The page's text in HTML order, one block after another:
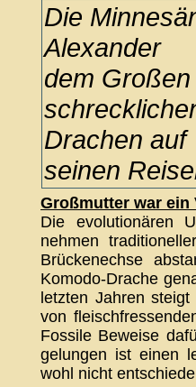
Die
Alexander
dem
Drachen auf
seinen
Großmutter war ein
Die evolutionären
nehmen
Brückenechse
Komodo-Drache
letzten Jahren
von
Fossile Beweise
gelungen ist einen
wohl nicht